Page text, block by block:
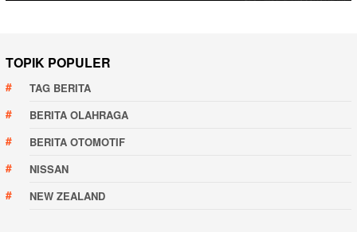
TOPIK POPULER
TAG BERITA
BERITA OLAHRAGA
BERITA OTOMOTIF
NISSAN
NEW ZEALAND